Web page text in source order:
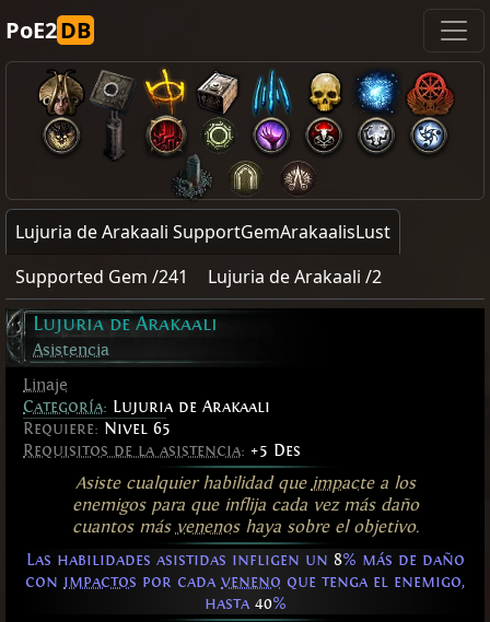
PoE2DB
Lujuria de Arakaali SupportGemArakaalisLust
Supported Gem /241
Lujuria de Arakaali /2
Lujuria de Arakaali
Asistencia
Linaje
Categoría: Lujuria de Arakaali
Requiere: Nivel 65
Requisitos de la asistencia: +5 Des
Asiste cualquier habilidad que impactea los
enemigos para que inflija cada vez más daño
cuantos más venenoshaya sobre el objetivo.
Las habilidades asistidas infligen un 8% más de daño
con impactos por cada veneno que tenga el enemigo,
hasta 40%